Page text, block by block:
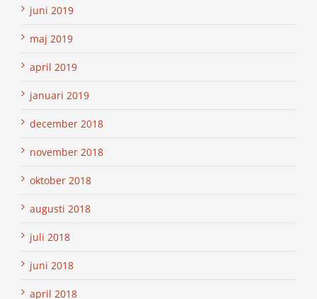
juni 2019
maj 2019
april 2019
januari 2019
december 2018
november 2018
oktober 2018
augusti 2018
juli 2018
juni 2018
april 2018